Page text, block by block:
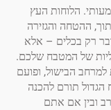
הלוחות העץ
ההטחה והגזירה
רק בכלים – אלא
של המטבח שלכם.
למרחב הבישול, ופועם
תורם להכנה
ובין אם אתם